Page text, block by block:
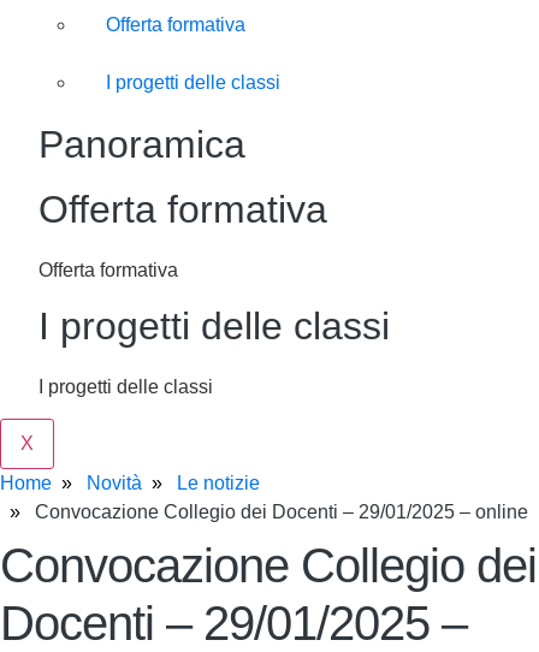
Offerta formativa
I progetti delle classi
Panoramica
Offerta formativa
Offerta formativa
I progetti delle classi
I progetti delle classi
X
Home
Novità
Le notizie
Convocazione Collegio dei Docenti – 29/01/2025 – online
Convocazione Collegio dei
Docenti – 29/01/2025 –